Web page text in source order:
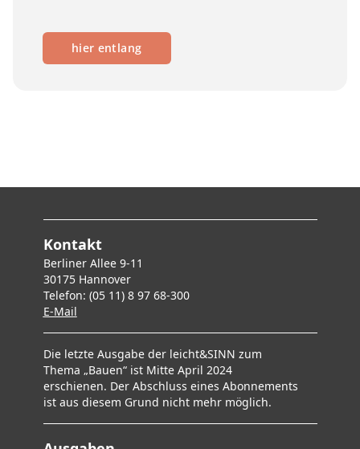
hier entlang
Kontakt
Berliner Allee 9-11
30175 Hannover
Telefon: (05 11) 8 97 68-300
E-Mail
Die letzte Ausgabe der leicht&SINN zum
Thema „Bauen“ ist Mitte April 2024
erschienen. Der Abschluss eines Abonnements
ist aus diesem Grund nicht mehr möglich.